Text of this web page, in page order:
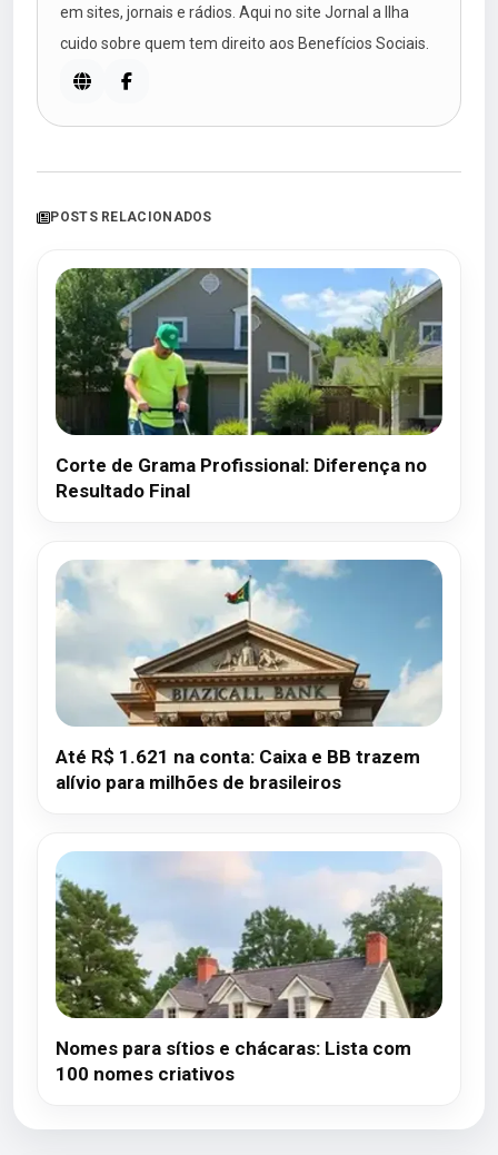
em sites, jornais e rádios. Aqui no site Jornal a Ilha
cuido sobre quem tem direito aos Benefícios Sociais.
POSTS RELACIONADOS
Corte de Grama Profissional: Diferença no
Resultado Final
Até R$ 1.621 na conta: Caixa e BB trazem
alívio para milhões de brasileiros
Nomes para sítios e chácaras: Lista com
100 nomes criativos